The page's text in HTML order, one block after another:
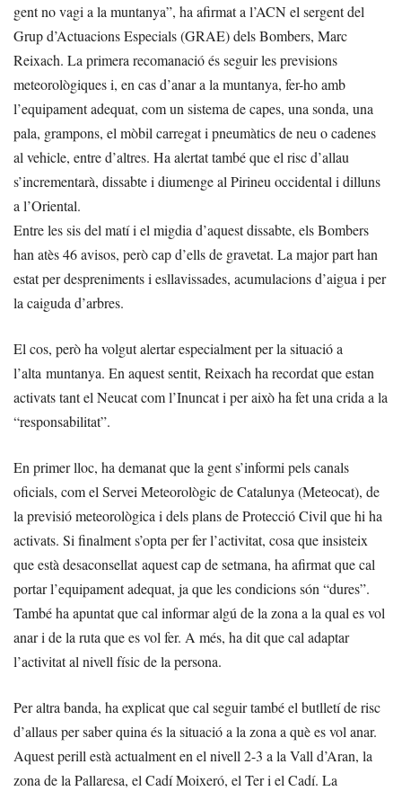
gent no vagi a la muntanya”, ha afirmat a l’ACN el sergent del
Grup d’Actuacions Especials (GRAE) dels Bombers, Marc
Reixach. La primera recomanació és seguir les previsions
meteorològiques i, en cas d’anar a la muntanya, fer-ho amb
l’equipament adequat, com un sistema de capes, una sonda, una
pala, grampons, el mòbil carregat i pneumàtics de neu o cadenes
al vehicle, entre d’altres. Ha alertat també que el risc d’allau
s’incrementarà, dissabte i diumenge al Pirineu occidental i dilluns
a l’Oriental.
Entre les sis del matí i el migdia d’aquest dissabte, els Bombers
han atès 46 avisos, però cap d’ells de gravetat. La major part han
estat per despreniments i esllavissades, acumulacions d’aigua i per
la caiguda d’arbres.
El cos, però ha volgut alertar especialment per la situació a
l’alta muntanya. En aquest sentit, Reixach ha recordat que estan
activats tant el Neucat com l’Inuncat i per això ha fet una crida a la
“responsabilitat”.
En primer lloc, ha demanat que la gent s’informi pels canals
oficials, com el Servei Meteorològic de Catalunya (Meteocat), de
la previsió meteorològica i dels plans de Protecció Civil que hi ha
activats. Si finalment s’opta per fer l’activitat, cosa que insisteix
que està desaconsellat aquest cap de setmana, ha afirmat que cal
portar l’equipament adequat, ja que les condicions són “dures”.
També ha apuntat que cal informar algú de la zona a la qual es vol
anar i de la ruta que es vol fer. A més, ha dit que cal adaptar
l’activitat al nivell físic de la persona.
Per altra banda, ha explicat que cal seguir també el butlletí de risc
d’allaus per saber quina és la situació a la zona a què es vol anar.
Aquest perill està actualment en el nivell 2-3 a la Vall d’Aran, la
zona de la Pallaresa, el Cadí Moixeró, el Ter i el Cadí. La